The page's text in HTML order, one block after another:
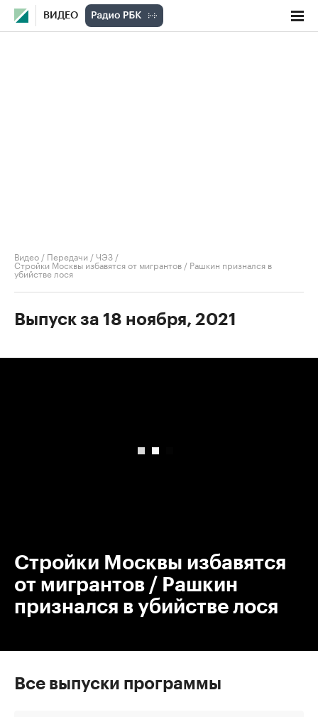
ВИДЕО
Видео / Передачи /ЧЭЗ /
Стройки Москвы избавятся от мигрантов / Рашкин признался в
убийстве лося
Выпуск за 18 ноября, 2021
Стройки Москвы избавятся
от мигрантов / Рашкин
признался в убийстве лося
Все выпуски программы